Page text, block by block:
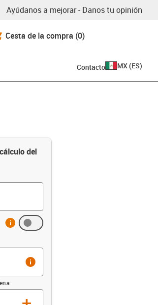
Ayúdanos a mejorar - Danos tu opinión
Cesta de la compra (0)
Contacto MX (ES)
del
info
info